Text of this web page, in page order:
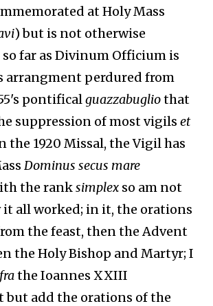
at Holy Mass
) but is not otherwise
far as Divinum Officium is
arrangment perdured from
pontificalguazzabugliothat
suppression of most vigils et
the 1920 Missal, the Vigil has
Dominus secus mare
the ranksimplex so am not
it all worked; in it, the orations
the feast, then the Advent
the Holy Bishop and Martyr; I
the Ioannes XXIII
but add the orations of the